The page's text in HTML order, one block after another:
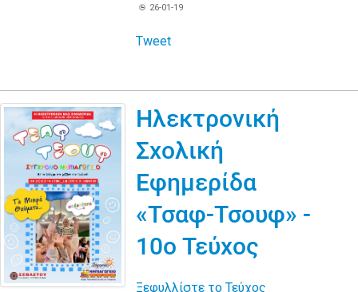
26-01-19
Tweet
Ηλεκτρονική
Σχολική
Εφημερίδα
«Τσαφ-Τσουφ» -
10ο Τεύχος
Ξεφυλλίστε το Τεύχος